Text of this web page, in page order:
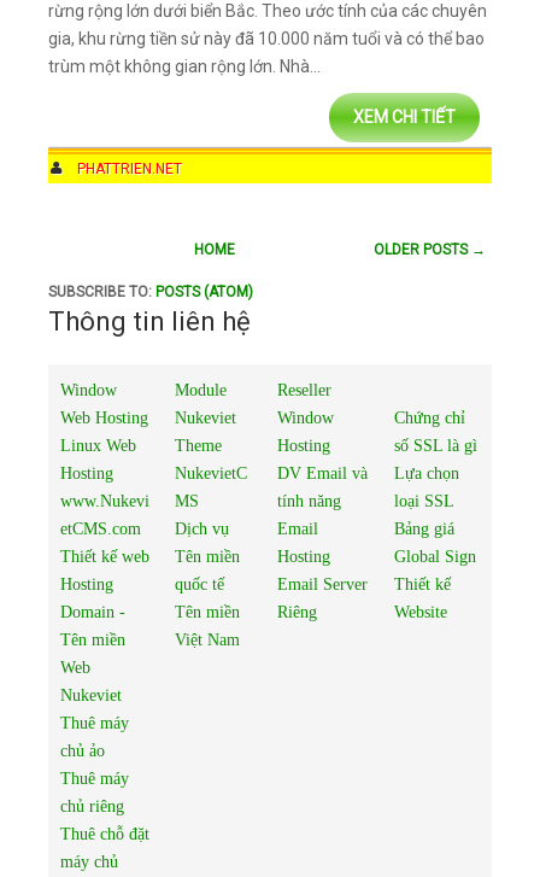
rừng rộng lớn dưới biển Bắc. Theo ước tính của các chuyên
gia, khu rừng tiền sử này đã 10.000 năm tuổi và có thể bao
trùm một không gian rộng lớn. Nhà...
XEM CHI TIẾT
AUTHOR
PHATTRIEN.NET
KHOA HỌC,QUỐC TẾ
OLDER POSTS →
HOME
SUBSCRIBE TO: POSTS (ATOM)
Thông tin liên hệ
Window
Web Hosting
Linux Web
Hosting
www.Nukevi
etCMS.com
Thiết kế web
Hosting
Domain -
Tên miền
Web
Nukeviet
Thuê máy
chủ ảo
Thuê máy
chủ riêng
Thuê chỗ đặt
máy chủ
Module
Nukeviet
Theme
NukevietC
MS
Dịch vụ
Tên miền
quốc tế
Tên miền
Việt Nam
Reseller
Window
Hosting
DV Email và
tính năng
Email
Hosting
Email Server
Riêng
Chứng chỉ
số SSL là gì
Lựa chọn
loại SSL
Bảng giá
Global Sign
Thiết kế
Website